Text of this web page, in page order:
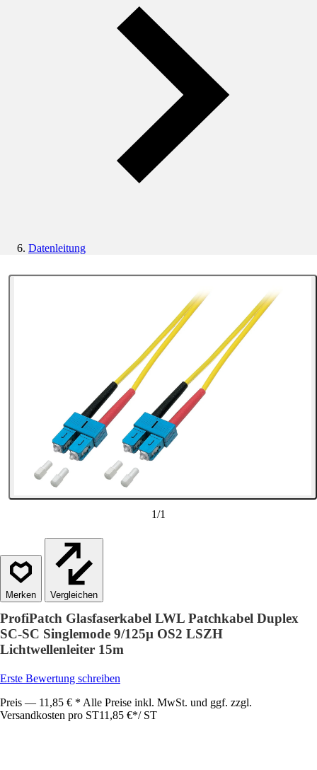
Datenleitung
1/1
Vergleichen
ProfiPatch Glasfaserkabel LWL Patchkabel Duplex
SC-SC Singlemode 9/125µ OS2 LSZH
Lichtwellenleiter 15m
Erste Bewertung schreiben
Preis — 11,85 € * Alle Preise inkl. MwSt. und ggf. zzgl.
Versandkosten pro ST11,85 €*/ ST